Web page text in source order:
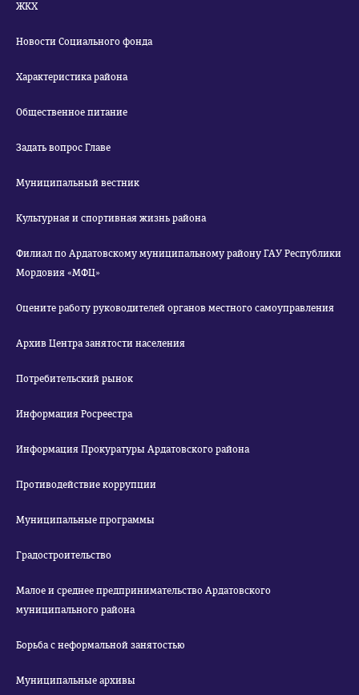
ЖКХ
Новости Социального фонда
Характеристика района
Общественное питание
Задать вопрос Главе
Муниципальный вестник
Культурная и спортивная жизнь района
Филиал по Ардатовскому муниципальному району ГАУ Республики
Мордовия «МФЦ»
Оцените работу руководителей органов местного самоуправления
Архив Центра занятости населения
Потребительский рынок
Информация Росреестра
Информация Прокуратуры Ардатовского района
Противодействие коррупции
Муниципальные программы
Градостроительство
Малое и среднее предпринимательство Ардатовского
муниципального района
Борьба с неформальной занятостью
Муниципальные архивы